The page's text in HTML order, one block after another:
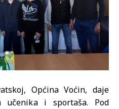
Općina Voćin, daje
učenika i sportaša. Pod